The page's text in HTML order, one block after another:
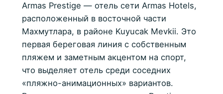
Armas Prestige — отель сети Armas Hotels,
расположенный в восточной части
Махмутлара, в районе Kuyucak Mevkii. Это
первая береговая линия с собственным
пляжем и заметным акцентом на спорт,
что выделяет отель среди соседних
«пляжно-анимационных» вариантов.